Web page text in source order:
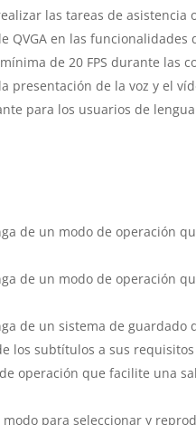
las tareas de asistencia
en las funcionalidades
de 20 FPS durante las
de la voz y el
para los usuarios de
de un modo de operación
de un modo de operación
de un sistema de guardado
subtítulos a sus
operación que facilite una
para seleccionar y